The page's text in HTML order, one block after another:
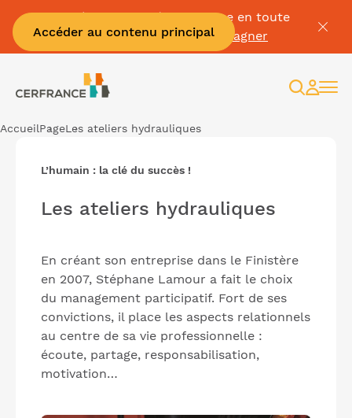
Accéder au contenu principal
Passez à la facture électronique en toute
sérénité :Je me fais accompagner
AccueilPageLes ateliers hydrauliques
L’humain : la clé du succès !
Les ateliers hydrauliques
En créant son entreprise dans le Finistère
en 2007, Stéphane Lamour a fait le choix
du management participatif. Fort de ses
convictions, il place les aspects relationnels
au centre de sa vie professionnelle :
écoute, partage, responsabilisation,
motivation…